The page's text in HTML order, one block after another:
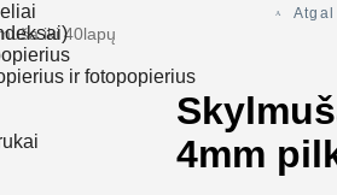
ir fotopopierius
iki 40lapų
Atgal
4mm